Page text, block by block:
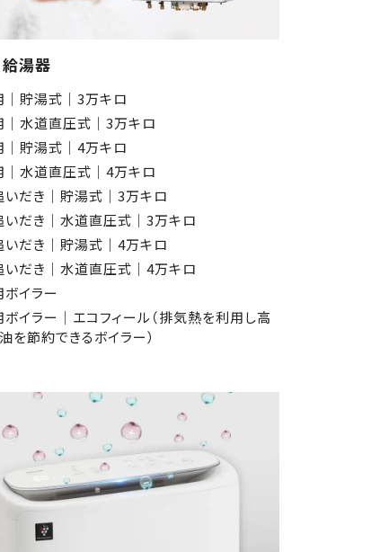
給湯器
│貯湯式│3万キロ
│水道直圧式│3万キロ
│貯湯式│4万キロ
│水道直圧式│4万キロ
いだき│貯湯式│3万キロ
いだき│水道直圧式│3万キロ
いだき│貯湯式│4万キロ
いだき│水道直圧式│4万キロ
イラー
イラー│エコフィール（排気熱を利用し高
を節約できるボイラー）